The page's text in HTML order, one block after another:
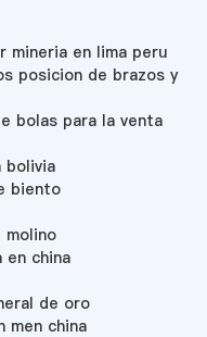
mineria en lima peru
posicion de brazos y
bolas para la venta
bolivia
biento
china
de oro
men china